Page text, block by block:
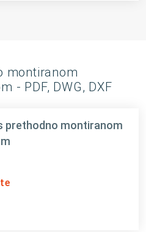
montiranom
- PDF, DWG, DXF
prethodno montiranom